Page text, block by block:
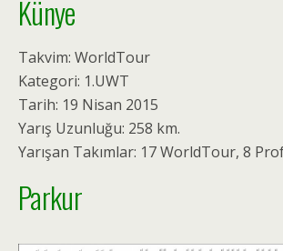
Künye
Takvim: WorldTour
Kategori: 1.UWT
Tarih: 19 Nisan 2015
Yarış Uzunluğu: 258 km.
Yarışan Takımlar: 17 WorldTour, 8
Parkur